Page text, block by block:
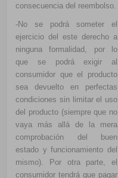
consecuencia del reembolso.
-No se podrá someter el
ejercicio del este derecho a
ninguna formalidad, por lo
que se podrá exigir al
consumidor que el producto
sea devuelto en perfectas
condiciones sin limitar el uso
del producto (siempre que no
vaya más allá de la mera
comprobación del buen
estado y funcionamiento del
mismo). Por otra parte, el
consumidor tendrá que pagar